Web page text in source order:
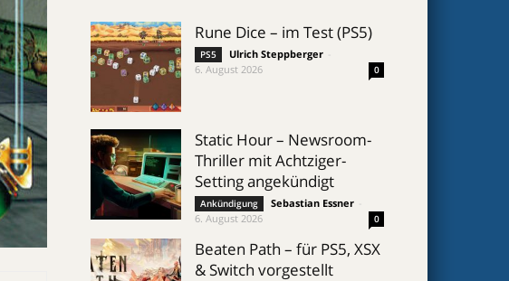
Rune Dice – im Test (PS5)
PS5 Ulrich Steppberger
6. August 2026
0
Static Hour – Newsroom-
Thriller mit Achtziger-
Setting angekündigt
Ankündigung Sebastian Essner
6. August 2026
0
Beaten Path – für PS5, XSX
& Switch vorgestellt